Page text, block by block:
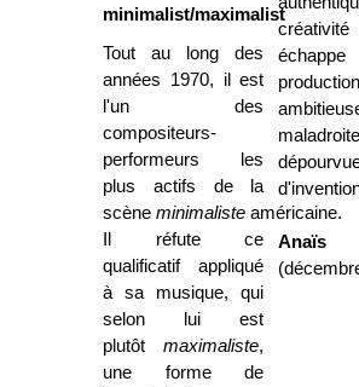
minimalist/maximalist
Tout au long des
années 1970, il est
l'un des
compositeurs-
performeurs les
plus actifs de la
scène minimaliste américaine.
Il réfute ce
qualificatif appliqué
à sa musique, qui
selon lui est
plutôtmaximaliste,
une forme de
Anaïs